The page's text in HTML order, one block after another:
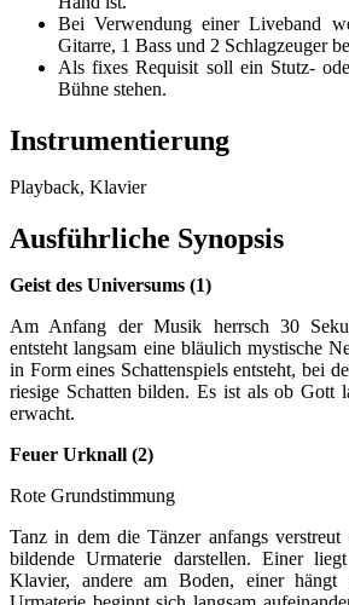
Bei Verwendung einer Liveband
Gitarre, 1 Bass und 2 Schlagzeuger
Als fixes Requisit soll ein Stutz-
Bühne stehen.
Instrumentierung
Playback, Klavier
Ausführliche Synopsis
Geist des Universums (1)
Am Anfang der Musik herrsch 30
entsteht langsam eine bläulich mystische
in Form eines Schattenspiels entsteht, bei
riesige Schatten bilden. Es ist als ob Gott
erwacht.
Feuer Urknall (2)
Rote Grundstimmung
Tanz in dem die Tänzer anfangs
bildende Urmaterie darstellen. Einer
Klavier, andere am Boden, einer